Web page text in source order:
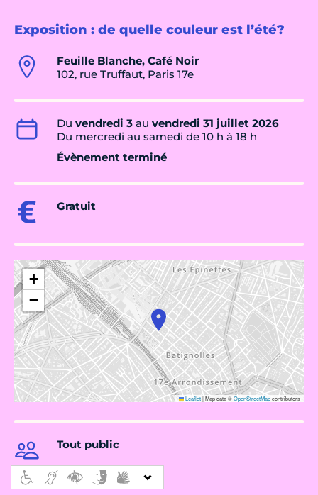
Exposition : de quelle couleur est l’été?
Feuille Blanche, Café Noir
102, rue Truffaut, Paris 17e
Du vendredi 3 au vendredi 31 juillet 2026
Du mercredi au samedi de 10 h à 18 h
Évènement terminé
Gratuit
+
−
Leaflet|Map data ©OpenStreetMapcontributors
Tout public